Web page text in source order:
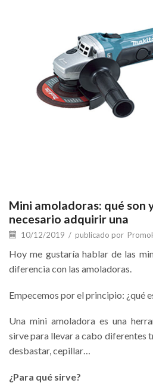
Mini amoladoras: qué son
necesario adquirir una
10/12/2019 / publicado por
Hoy me gustaría hablar de las
diferencia con las amoladoras.
Empecemos por el principio: ¿qué
Una mini amoladora es una
sirve para llevar a cabo diferentes
desbastar, cepillar…
¿Para qué sirve?